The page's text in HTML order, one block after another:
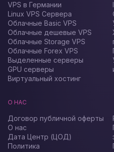
VPS в Германии
Linux VPS Сервера
Облачные Basic VPS
Облачные дешевые VPS
Облачные Storage VPS
Облачные Forex VPS
Выделенные серверы
GPU серверы
Виртуальный хостинг
О НАС
Договор публичной оферты
О нас
Дата Центр (ЦОД)
Политика